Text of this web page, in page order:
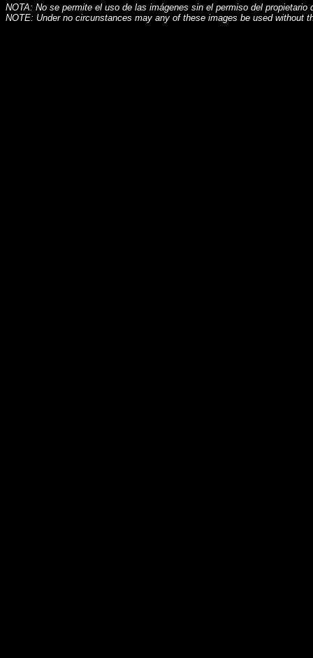
NOTA: No se permite el uso de las imágenes sin el permiso del propietario
NOTE: Under no circunstances may any of these images be used without